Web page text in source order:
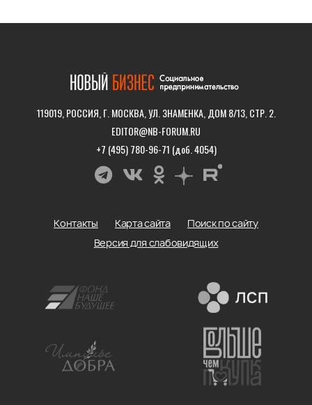
119019, РОССИЯ, Г. МОСКВА, УЛ. ЗНАМЕНКА, ДОМ 8/13, СТР. 2.
EDITOR@NB-FORUM.RU
+7 (495) 780-96-71 (доб. 4054)
Контакты Карта сайта
Поиск по сайту
Версия для слабовидящих